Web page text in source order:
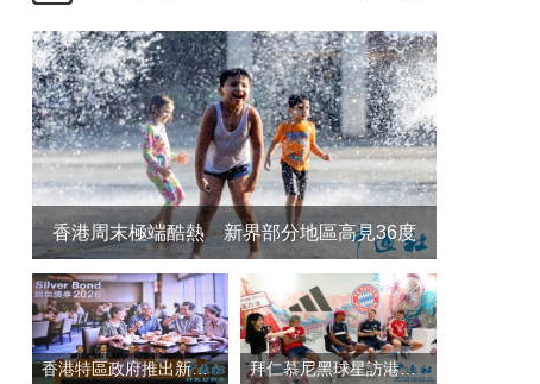
香港周末極端酷熱 新界部分地區高見36度
香港特區政府推出新一批銀色債券 每手1萬元保底息4.25厘 拜仁慕尼黑球星訪港 與球迷近距離互動